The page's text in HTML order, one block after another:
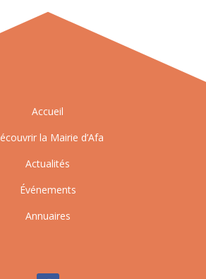
Accueil
la Mairie d’Afa
Actualités
Événements
Annuaires